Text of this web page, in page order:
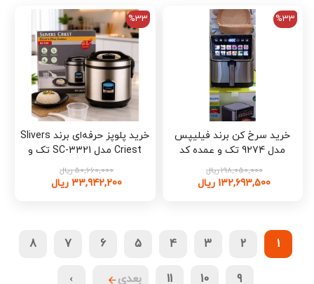
%33
خرید سرخ کن برند فیلیپس
مدل 9274 تک و عمده کد
L1678
198,050,000 ریال
132,693,500 ریال
%33
خرید پلوپز حرفه‌ای برند Slivers
Criest مدل SC-3321 تک و
عمده کد L1676
50,660,000 ریال
33,942,200 ریال
1
2
3
4
5
6
7
8
9
10
11 بعدی ›